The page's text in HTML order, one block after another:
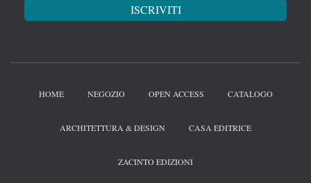
HOME NEGOZIO OPEN ACCESS CATALOGO
ARCHITETTURA & DESIGN CASA EDITRICE
ZACINTO EDIZIONI